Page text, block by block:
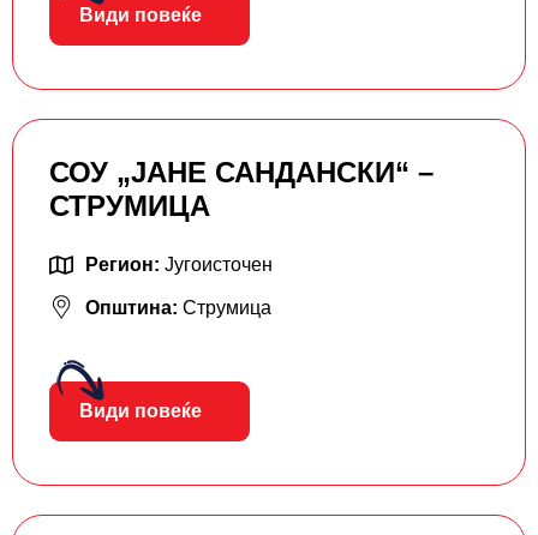
Види повеќе
СОУ „ЈАНЕ САНДАНСКИ“ –
СТРУМИЦА
Регион: Југоисточен
Општина: Струмица
Види повеќе